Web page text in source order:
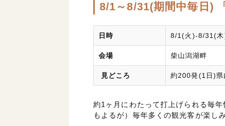
8/1～8/31(期間中毎日)
日時 8/1(火)-8/31(
会場 柴山潟湖畔
見どころ 約200発(1日)県
約1ヶ月にわたって打上げられる毎
もよるが）毎年多くの観光客が楽し